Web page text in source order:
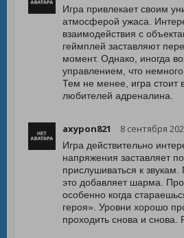
Игра привлекает своим
атмосферой ужаса.
взаимодействия с
геймплей заставляют
момент. Однако, иногда
управлением, что
Тем не менее, игра стоит
любителей адреналина.
axypon821 8 сентября
Игра действительно
напряжения заставляет
прислушиваться к
это добавляет шарма.
особенно когда
героя». Уровни хорошо
проходить снова и снова.